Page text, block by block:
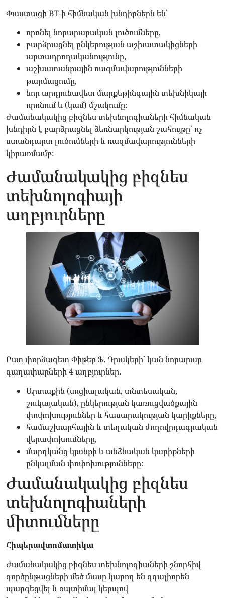
Փաստացի BT-ի հիմնական խնդիրներն են՝
որոնել նորարարական լուծումները,
բարձրացնել ընկերության աշխատակիցների
արտադրողականությունը,
աշխատանքային ռազմավարությունների
թարմացումը,
նոր արդյունավետ մարքեթինգային տեխնիկայի
որոնում և (կամ) մշակումը։
Ժամանակակից բիզնես տեխնոլոգիաների հիմնական
խնդիրն է բարձրացնել ձեռնարկության շահույթը` ոչ
ստանդարտ լուծումների և ռազմավարությունների
կիրառմամբ:
Ժամանակակից բիզնես
տեխնոլոգիայի
աղբյուրները
Ըստ փորձագետ Փիթեր Ֆ. Դրակերի` կան նորարար
գաղափարների 4 աղբյուրներ.
Արտաքին (սոցիալական, տնտեսական,
շուկայական), ընկերության կառուցվածքային
փոփոխություններ և հասարակության կարիքները,
համաշխարհային և տեղական ժողովրդագրական
վերափոխումները,
մարդկանց կյանքի և անձնական կարիքների
ընկալման փոփոխությունները։
Ժամանակակից բիզնես
տեխնոլոգիաների
միտումները
Հիպերավտոմատիկա
Ժամանակակից բիզնես տեխնոլոգիաների շնորհիվ
գործընթացների մեծ մասը կարող են զգալիորեն
պարզեցվել և օպտիմալ կերպով